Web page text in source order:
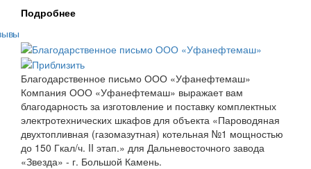
Подробнее
Благодарственное письмо ООО «Уфанефтемаш»
Компания ООО «Уфанефтемаш» выражает вам
благодарность за изготовление и поставку комплектных
электротехнических шкафов для объекта «Пароводяная
двухтопливная (газомазутная) котельная №1 мощностью
до 150 Гкал/ч. II этап.» для Дальневосточного завода
«Звезда» - г. Большой Камень.